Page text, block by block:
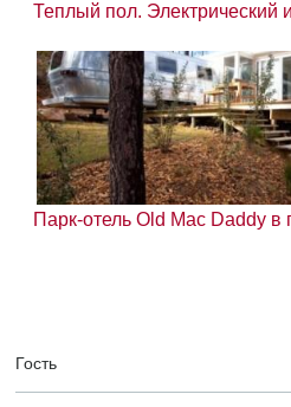
Теплый пол. Электрический
Парк-отель Old Mac Daddy в
Гость